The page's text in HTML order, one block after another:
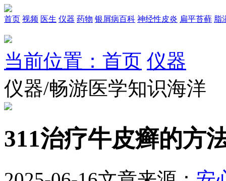
首页 视频 医生 仪器 药物 银屑病百科 神经性皮炎 扁平苔藓 脂
当前位置：首页 仪器
仪器/畅游医学知识海洋
311治疗牛皮癣的方